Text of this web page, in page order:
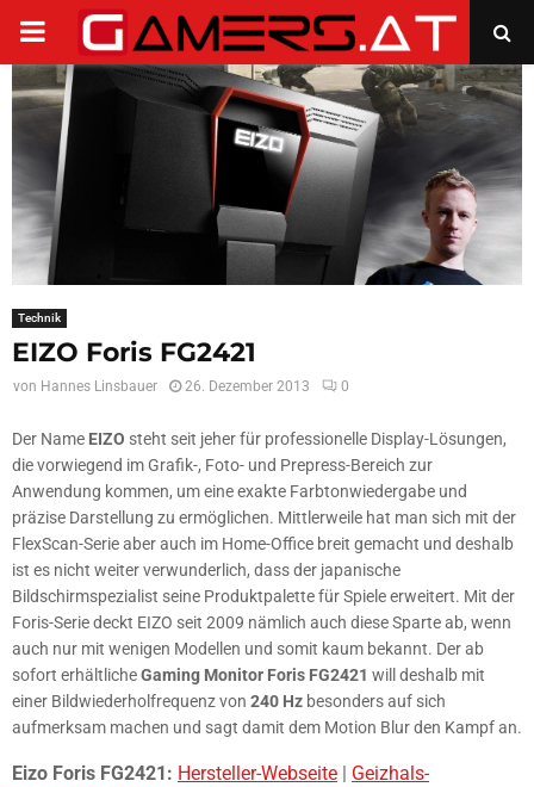
PRIMARY
MENU
Technik
EIZO Foris FG2421
von Hannes Linsbauer 26. Dezember 2013 0
Der Name EIZO steht seit jeher für professionelle Display-Lösungen,
die vorwiegend im Grafik-, Foto- und Prepress-Bereich zur
Anwendung kommen, um eine exakte Farbtonwiedergabe und
präzise Darstellung zu ermöglichen. Mittlerweile hat man sich mit der
FlexScan-Serie aber auch im Home-Office breit gemacht und deshalb
ist es nicht weiter verwunderlich, dass der japanische
Bildschirmspezialist seine Produktpalette für Spiele erweitert. Mit der
Foris-Serie deckt EIZO seit 2009 nämlich auch diese Sparte ab, wenn
auch nur mit wenigen Modellen und somit kaum bekannt. Der ab
sofort erhältlicheGaming Monitor Foris FG2421 will deshalb mit
einer Bildwiederholfrequenz von 240 Hz besonders auf sich
aufmerksam machen und sagt damit dem Motion Blur den Kampf an.
Eizo Foris FG2421: Hersteller-Webseite
Geizhals-